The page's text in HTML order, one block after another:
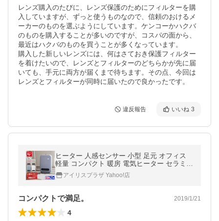
レンズ購入のたびに、レンズ保護のためにフィルターを購
入していますが、ずっと使うものなので、信頼のおけるメ
ーカーのものを選ぶようにしています。ケンコーかハクバ
のものを購入することが多いのですが、コスパの面から、
最近はハクバのものを買うことが多くなっています。
購入した新しいレンズには、何はさておき保護フィルター
を着けたいので、レンズとフィルターのどちらかが先に届
いても、手元に両方が届くまで待ちます。その点、今回は
レンズとフィルターが同時に届いたので良かったです。
違反報告 いいね 3
ヒーター 人感センサー 小型 足元 オフィス
軽量 コンパクト 暖房 電気ヒーター セラミッ
クファンヒーター アイリスオーヤマ 安心延
長保証対象
アイリスプラザ Yahoo!店
コンパクトで満足。 2019/1/21
4